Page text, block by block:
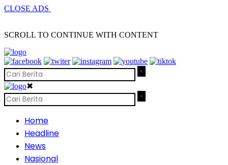
CLOSE ADS
SCROLL TO CONTINUE WITH CONTENT
✖
Home
Headline
News
Nasional